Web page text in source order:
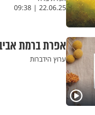
22.06.25 | 09:38
אפרת ברמת
ערוץ הידברות